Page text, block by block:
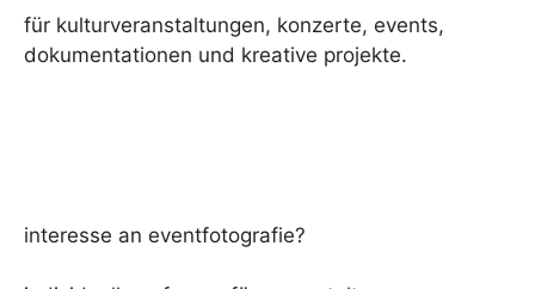
für kulturveranstaltungen, konzerte, events,
dokumentationen und kreative projekte.
interesse an eventfotografie?